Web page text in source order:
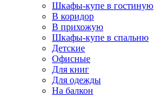
Шкафы-купе в гостиную
В коридор
В прихожую
Шкафы-купе в спальню
Детские
Офисные
Для книг
Для одежды
На балкон